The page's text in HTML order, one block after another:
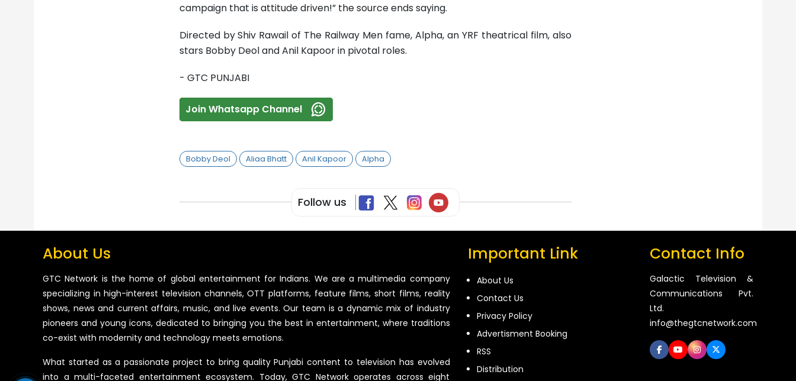
campaign that is attitude driven!” the source ends saying.
Directed by Shiv Rawail of The Railway Men fame, Alpha, an YRF theatrical film, also
stars Bobby Deol and Anil Kapoor in pivotal roles.
- GTC PUNJABI
Join Whatsapp Channel
Bobby Deol Aliaa Bhatt Anil Kapoor Alpha
Follow us
About Us
GTC Network is the home of global entertainment for Indians. We are a multimedia company
specializing in high-interest television channels, OTT platforms, feature films, short films, reality
shows, news and current affairs, music, and live events. Our team is a dynamic mix of industry
pioneers and young icons, dedicated to bringing you the best in entertainment, where traditions
co-exist with modernity and technology meets emotions.
What started as a passionate project to bring quality Punjabi content to television has evolved
into a multi-faceted entertainment ecosystem. Today, GTC Network operates across eight
Important Link
About Us
Contact Us
Privacy Policy
Advertisment Booking
RSS
Distribution
Contact Info
Galactic Television &
Communications Pvt.
Ltd.
info@thegtcnetwork.com